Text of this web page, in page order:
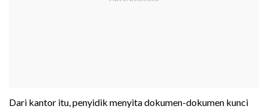
Dari kantor itu, penyidik menyita dokumen-dokumen kunci